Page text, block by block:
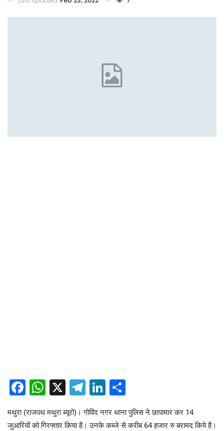
Facebook
WhatsApp
X Telegram
LinkedIn
मथुरा (राजपथ मथुरा ब्यूरो)। गोविंद नगर थाना पुलिस ने छापामार कर 14
जुआरियों को गिरफ्तार किया है। उनके कब्जे से करीब 64 हजार रु बरामद किये है।